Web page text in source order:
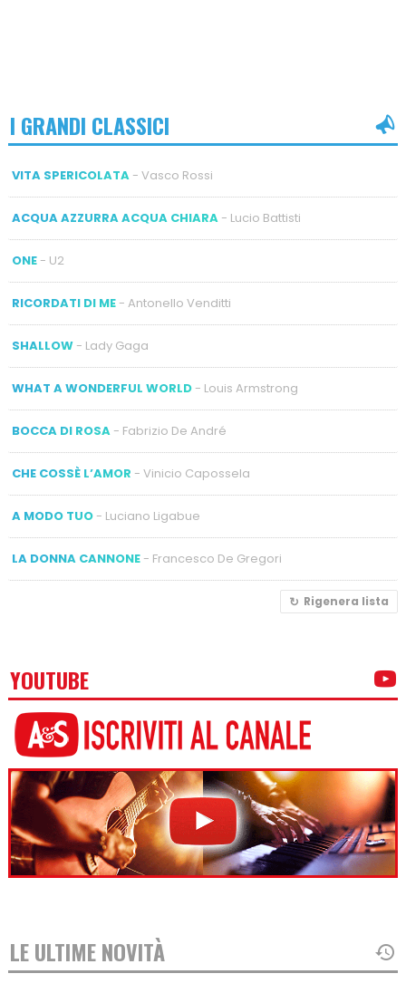
I GRANDI CLASSICI
VITA SPERICOLATA- Vasco Rossi
ACQUA AZZURRA ACQUA CHIARA- Lucio Battisti
ONE- U2
RICORDATI DI ME- Antonello Venditti
SHALLOW- Lady Gaga
WHAT A WONDERFUL WORLD- Louis Armstrong
BOCCA DI ROSA- Fabrizio De André
CHE COSSÈ L’AMOR - Vinicio Capossela
A MODO TUO- Luciano Ligabue
LA DONNA CANNONE- Francesco De Gregori
Rigenera lista
YOUTUBE
LE ULTIME NOVITÀ